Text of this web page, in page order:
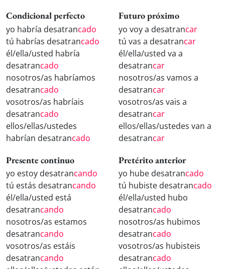
Condicional perfecto
yo habría desatrancado
tú habrías desatrancado
él/ella/usted habría
desatrancado
nosotros/as habríamos
desatrancado
vosotros/as habríais
desatrancado
ellos/ellas/ustedes
habrían desatrancado
Futuro próximo
yo voy a desatrancar
tú vas a desatrancar
él/ella/usted va a
desatrancar
nosotros/as vamos a
desatrancar
vosotros/as vais a
desatrancar
ellos/ellas/ustedes van a
desatrancar
Presente continuo
yo estoy desatrancando
tú estás desatrancando
él/ella/usted está
desatrancando
nosotros/as estamos
desatrancando
vosotros/as estáis
desatrancando
Pretérito anterior
yo hube desatrancado
tú hubiste desatrancado
él/ella/usted hubo
desatrancado
nosotros/as hubimos
desatrancado
vosotros/as hubisteis
desatrancado